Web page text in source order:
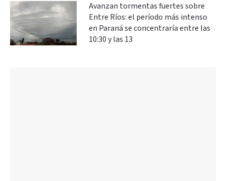
Avanzan tormentas fuertes sobre
Entre Ríos: el período más intenso
en Paraná se concentraría entre las
10:30 y las 13